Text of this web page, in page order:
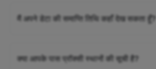
मैं अपने डेटा की समाप्ति तिथि कहाँ देख सकता हूँ?
क्या आपके पास प्रॉक्सी स्थानों की सूची है?